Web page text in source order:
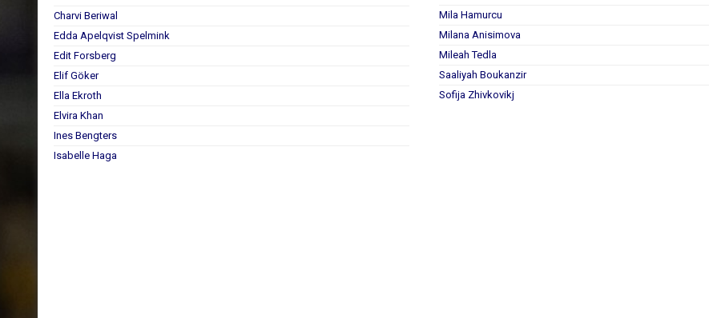
Charvi Beriwal
Edda Apelqvist Spelmink
Edit Forsberg
Elif Göker
Ella Ekroth
Elvira Khan
Ines Bengters
Isabelle Haga
Mila Hamurcu
Milana Anisimova
Mileah Tedla
Saaliyah Boukanzir
Sofija Zhivkovikj